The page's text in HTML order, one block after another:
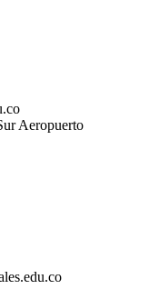
Aeropuerto